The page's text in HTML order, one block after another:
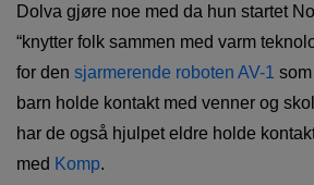
Dolva gjøre noe med da hun startet
“knytter folk sammen med varm
for den sjarmerende roboten AV-1
barn holde kontakt med venner og
har de også hjulpet eldre holde
med Komp.